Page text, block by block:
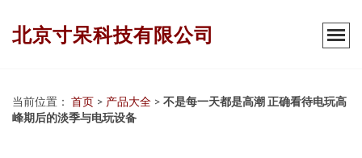
北京寸呆科技有限公司
当前位置： 首页 > 产品大全 > 不是每一天都是高潮 正确看待电玩高
峰期后的淡季与电玩设备